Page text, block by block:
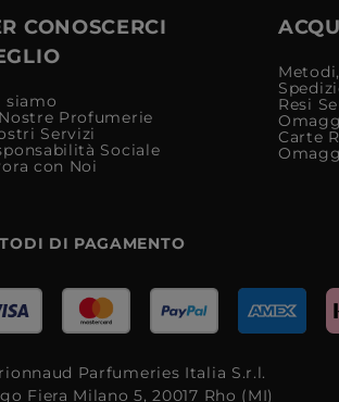
CONOSCERCI
siamo
Profumerie
Servizi
Sociale
con Noi
Resi
Carte
DI PAGAMENTO
Parfumeries Italia S.r.l.
Fiera Milano 5, 20017 Rho (MI)